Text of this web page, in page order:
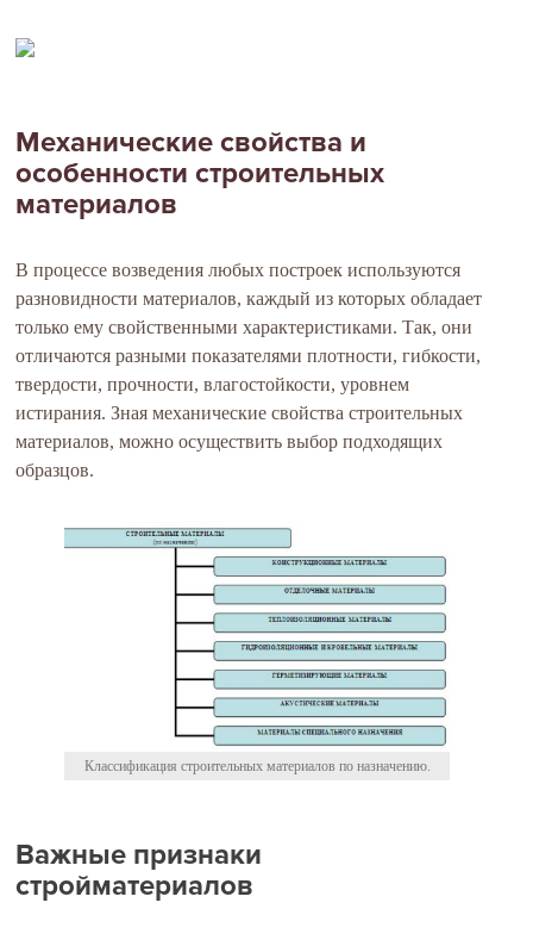
Механические свойства и
особенности строительных
материалов
В процессе возведения любых построек используются
разновидности материалов, каждый из которых обладает
только ему свойственными характеристиками. Так, они
отличаются разными показателями плотности, гибкости,
твердости, прочности, влагостойкости, уровнем
истирания. Зная механические свойства строительных
материалов, можно осуществить выбор подходящих
образцов.
Классификация строительных материалов по назначению.
Важные признаки
стройматериалов